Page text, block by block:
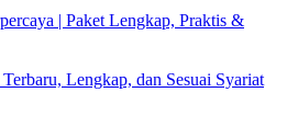
| Paket Lengkap, Praktis &
Lengkap, dan Sesuai Syariat